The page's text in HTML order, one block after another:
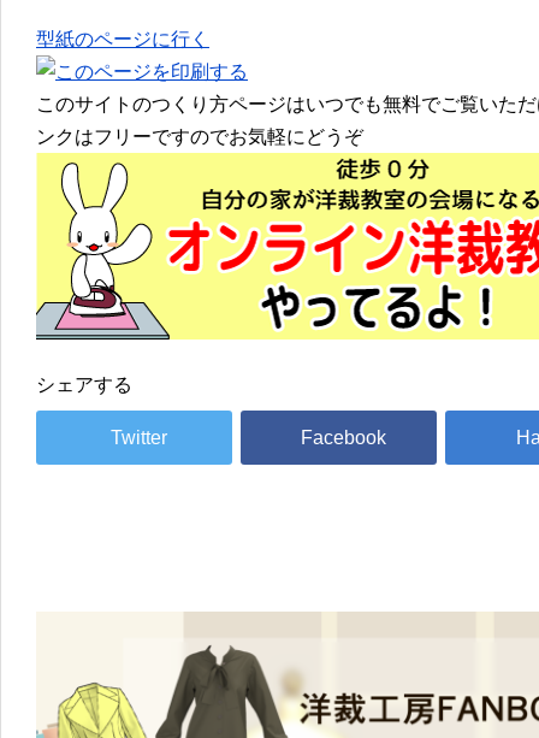
型紙のページに行く
このサイトのつくり方ページはいつでも無料でご覧いた
ンクはフリーですのでお気軽にどうぞ
シェアする